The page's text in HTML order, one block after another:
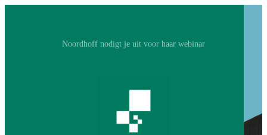
Noordhoff nodigt je uit voor haar webinar